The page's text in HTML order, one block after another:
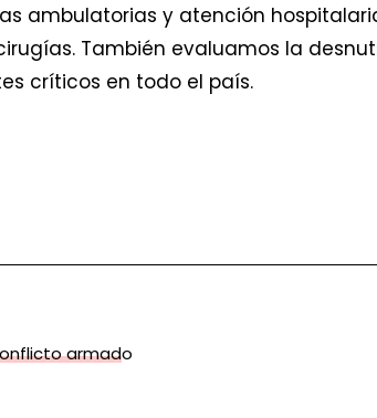
ambulatorias y atención
También evaluamos la
críticos en todo el país.
armado